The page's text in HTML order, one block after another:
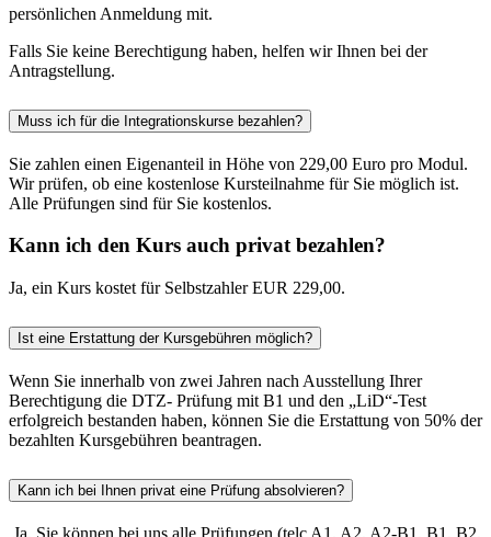
persönlichen Anmeldung mit.
Falls Sie keine Berechtigung haben, helfen wir Ihnen bei der
Antragstellung.
Muss ich für die Integrationskurse bezahlen?
Sie zahlen einen Eigenanteil in Höhe von 229,00 Euro pro Modul.
Wir prüfen, ob eine kostenlose Kursteilnahme für Sie möglich ist.
Alle Prüfungen sind für Sie kostenlos.
Kann ich den Kurs auch privat bezahlen?
Ja, ein Kurs kostet für Selbstzahler EUR 229,00.
Ist eine Erstattung der Kursgebühren möglich?
Wenn Sie innerhalb von zwei Jahren nach Ausstellung Ihrer
Berechtigung die DTZ- Prüfung mit B1 und den „LiD“-Test
erfolgreich bestanden haben, können Sie die Erstattung von 50% der
bezahlten Kursgebühren beantragen.
Kann ich bei Ihnen privat eine Prüfung absolvieren?
Ja, Sie können bei uns alle Prüfungen (telc A1, A2, A2-B1, B1, B2,